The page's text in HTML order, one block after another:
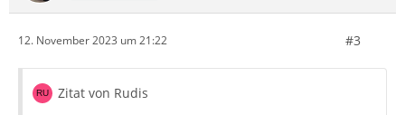
12. November 2023 um 21:22 #3
Zitat von Rudis